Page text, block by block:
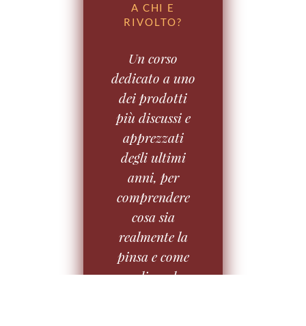
A CHI E
RIVOLTO?
Un corso
dedicato a uno
dei prodotti
più discussi e
apprezzati
degli ultimi
anni, per
comprendere
cosa sia
realmente la
pinsa e come
realizzarla